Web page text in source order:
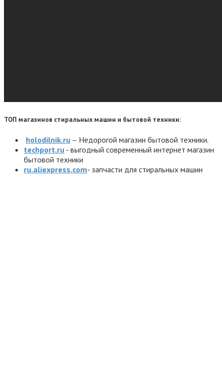
ТОП магазинов стиральных машин и бытовой техники:
holodilnik.ru – Недорогой магазин бытовой техники.
techport.ru - выгодный современный интернет магазин
бытовой техники
ru.aliexpress.com- запчасти для стиральных машин